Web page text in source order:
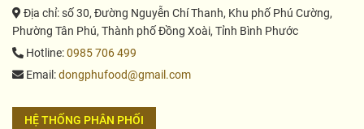
Địa chỉ: số 30, Đường Nguyễn Chí Thanh, Khu phố Phú Cường,
Phường Tân Phú, Thành phố Đồng Xoài, Tỉnh Bình Phước
Hotline:0985 706 499
Email :dongphufood@gmail.com
HỆ THỐNG PHÂN PHỐI